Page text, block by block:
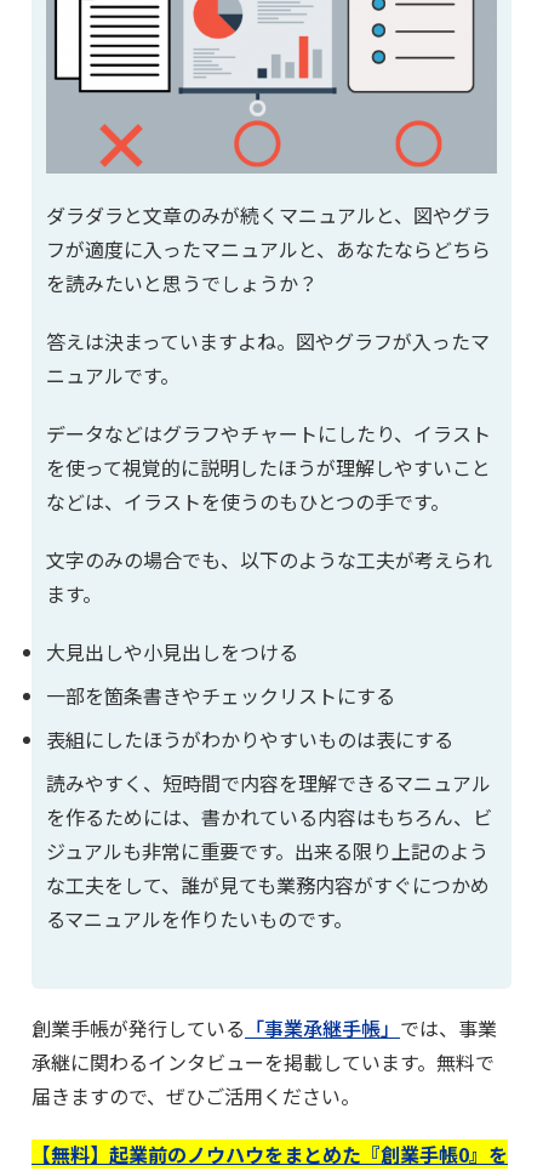
ダラダラと文章のみが続くマニュアルと、図やグラ
フが適度に入ったマニュアルと、あなたならどちら
を読みたいと思うでしょうか？
答えは決まっていますよね。図やグラフが入ったマ
ニュアルです。
データなどはグラフやチャートにしたり、イラスト
を使って視覚的に説明したほうが理解しやすいこと
などは、イラストを使うのもひとつの手です。
文字のみの場合でも、以下のような工夫が考えられ
ます。
大見出しや小見出しをつける
一部を箇条書きやチェックリストにする
表組にしたほうがわかりやすいものは表にする
読みやすく、短時間で内容を理解できるマニュアル
を作るためには、書かれている内容はもちろん、ビ
ジュアルも非常に重要です。出来る限り上記のよう
な工夫をして、誰が見ても業務内容がすぐにつかめ
るマニュアルを作りたいものです。
創業手帳が発行している 「事業承継手帳」 では、事業
承継に関わるインタビューを掲載しています。無料で
届きますので、ぜひご活用ください。
【無料】起業前のノウハウをまとめた『創業手帳0』を